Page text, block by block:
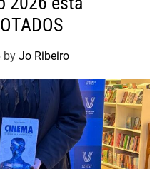
by Jo Ribeiro